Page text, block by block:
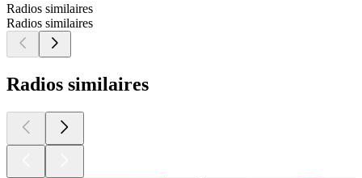
Radios similaires
Radios similaires
Radios similaires